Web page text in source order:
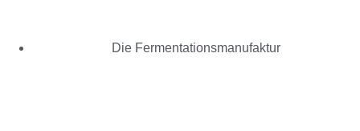
Die Fermentationsmanufaktur